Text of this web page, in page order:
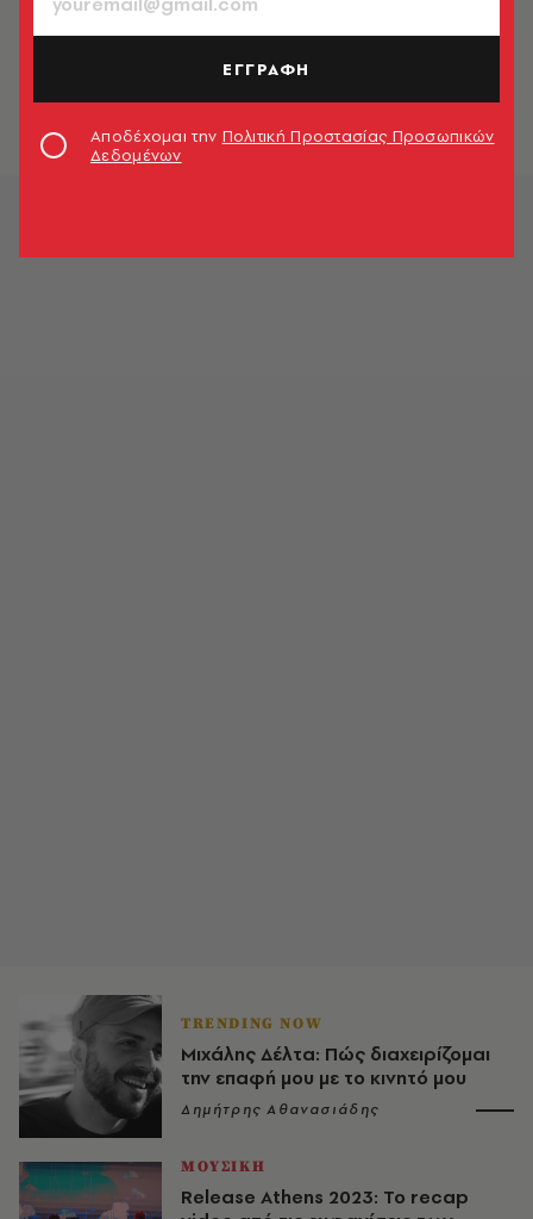
Μιχάλης Δέλτα x ADAF 2025:
της Αθήνας!
TRENDING NOW
Μιχάλης Δέλτα: Πώς διαχειρίζομαι
την επαφή μου με το κινητό μου
Δημήτρης Αθανασιάδης
ΜΟΥΣΙΚΗ
Release Athens 2023: Το recap
ΕΓΓΡΑΦΗ
Αποδέχομαι την Πολιτική Προστασίας Προσωπικών
Δεδομένων